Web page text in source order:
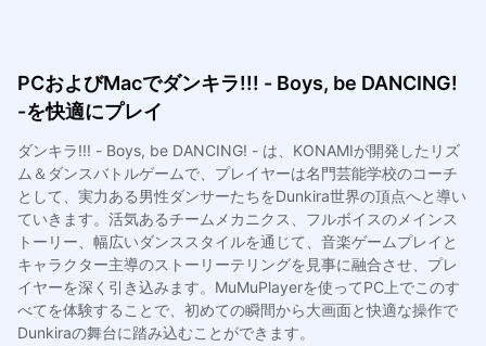
PCおよびMacでダンキラ!!! - Boys, be DANCING!
-を快適にプレイ
ダンキラ!!! - Boys, be DANCING! - は、KONAMIが開発したリズ
ム＆ダンスバトルゲームで、プレイヤーは名門芸能学校のコーチ
として、実力ある男性ダンサーたちをDunkira世界の頂点へと導い
ていきます。活気あるチームメカニクス、フルボイスのメインス
トーリー、幅広いダンススタイルを通じて、音楽ゲームプレイと
キャラクター主導のストーリーテリングを見事に融合させ、プレ
イヤーを深く引き込みます。MuMuPlayerを使ってPC上でこのす
べてを体験することで、初めての瞬間から大画面と快適な操作で
Dunkiraの舞台に踏み込むことができます。